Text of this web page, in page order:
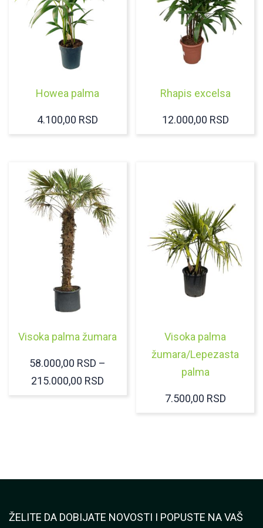
Howea palma
4.100,00 RSD
Rhapis excelsa
12.000,00 RSD
Visoka palma žumara
58.000,00 RSD –
215.000,00 RSD
Visoka palma
žumara/Lepezasta
palma
7.500,00 RSD
ŽELITE DA DOBIJATE NOVOSTI I POPUSTE NA VAŠ